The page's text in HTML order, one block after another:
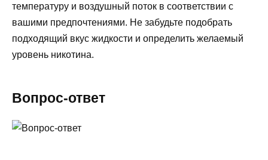
температуру и воздушный поток в соответствии с
вашими предпочтениями. Не забудьте подобрать
подходящий вкус жидкости и определить желаемый
уровень никотина.
Вопрос-ответ